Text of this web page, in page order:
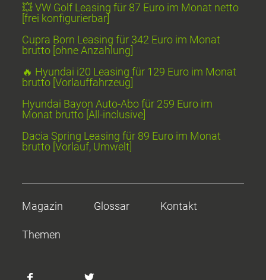
💥 VW Golf Leasing für 87 Euro im Monat netto
[frei konfigurierbar]
Cupra Born Leasing für 342 Euro im Monat
brutto [ohne Anzahlung]
🔥 Hyundai i20 Leasing für 129 Euro im Monat
brutto [Vorlauffahrzeug]
Hyundai Bayon Auto-Abo für 259 Euro im
Monat brutto [All-inclusive]
Dacia Spring Leasing für 89 Euro im Monat
brutto [Vorlauf, Umwelt]
Magazin Glossar Kontakt
Themen